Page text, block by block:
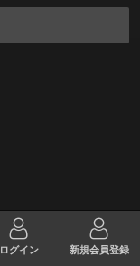
ログイン 新規会員登録